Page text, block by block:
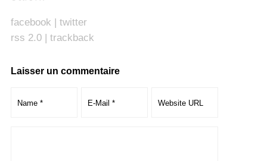
facebook | twitter
rss 2.0| trackback
Laisser un commentaire